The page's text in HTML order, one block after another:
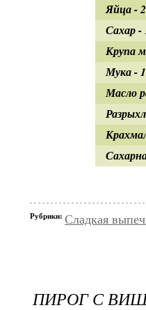
Яйца -
Сахар -
Крупа
Мука -
Масло
Рубрики: Сладкая
ПИРОГ С